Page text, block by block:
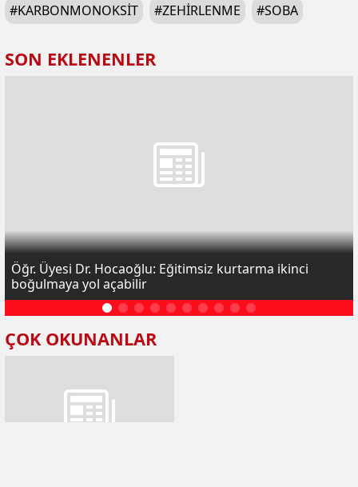
#KARBONMONOKSIT #ZEHIRLENME #SOBA
SON EKLENENLER
Öğr. Üyesi Dr. Hocaoğlu: Eğitimsiz kurtarma ikinci
boğulmaya yol açabilir
ÇOK OKUNANLAR